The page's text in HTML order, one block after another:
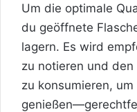
Um die optimale
du geöffnete
lagern. Es wird
zu notieren und
zu konsumieren,